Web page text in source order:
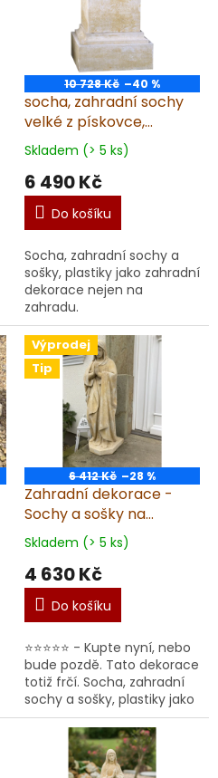
10 728 Kč –40 %
socha, zahradní sochy
velké z pískovce,
Podstavec hranatý 101
kg T
Skladem (> 5 ks)
6 490 Kč
Do košíku
Socha, zahradní sochy a
sošky, plastiky jako zahradní
dekorace nejen na
zahradu.
Výprodej
Tip
6 412 Kč –28 %
Zahradní dekorace -
Sochy a sošky na
zahradu, Panna Maria
39kg T
Skladem (> 5 ks)
4 630 Kč
Do košíku
⭐⭐⭐⭐⭐ - Kupte nyní, nebo
bude pozdě. Tato dekorace
totiž frčí. Socha, zahradní
sochy a sošky, plastiky jako
zahradní dekorace nejen
na zahradu. Prémiová
socha Panny ...